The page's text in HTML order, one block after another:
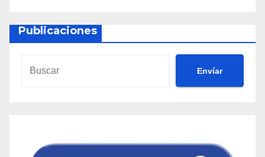
Publicaciones
Envíar